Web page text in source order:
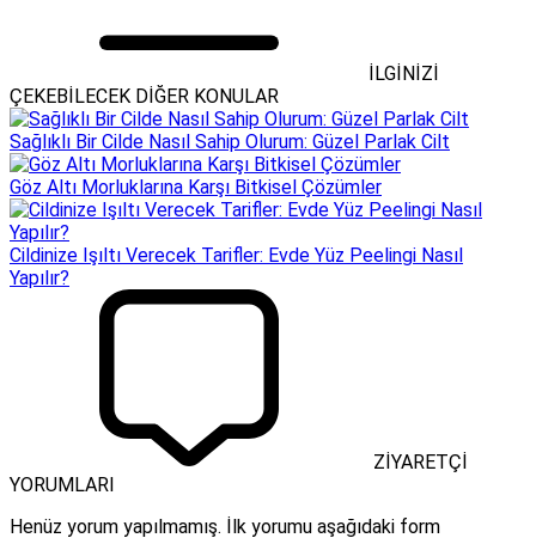
İLGİNİZİ
ÇEKEBİLECEK DİĞER KONULAR
Sağlıklı Bir Cilde Nasıl Sahip Olurum: Güzel Parlak Cilt
Göz Altı Morluklarına Karşı Bitkisel Çözümler
Cildinize Işıltı Verecek Tarifler: Evde Yüz Peelingi Nasıl
Yapılır?
ZİYARETÇİ
YORUMLARI
Henüz yorum yapılmamış. İlk yorumu aşağıdaki form